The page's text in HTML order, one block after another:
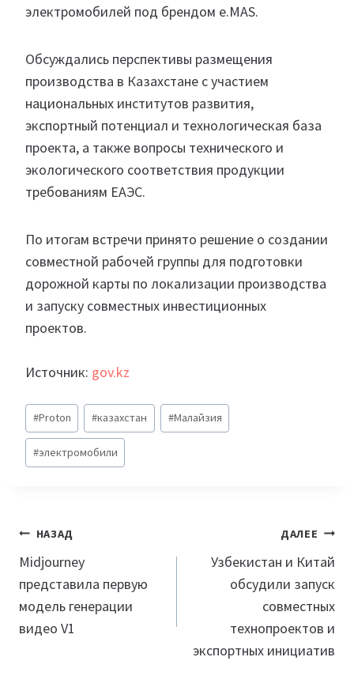
электромобилей под брендом e.MAS.
Обсуждались перспективы размещения
производства в Казахстане с участием
национальных институтов развития,
экспортный потенциал и технологическая база
проекта, а также вопросы технического и
экологического соответствия продукции
требованиям ЕАЭС.
По итогам встречи принято решение о создании
совместной рабочей группы для подготовки
дорожной карты по локализации производства
и запуску совместных инвестиционных
проектов.
Источник: gov.kz
Метки
записи:
#Proton #казахстан #Малайзия
#электромобили
Навигация
по
записям
НАЗАД
Midjourney
представила первую
модель генерации
видео V1
ДАЛЕЕ
Узбекистан и Китай
обсудили запуск
совместных
технопроектов и
экспортных инициатив